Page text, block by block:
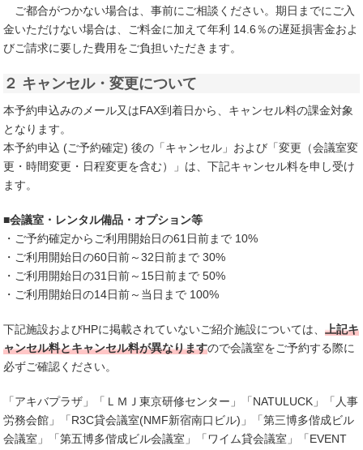
ご都合がつかない場合は、事前にご相談ください。期日までにご入
金いただけない場合は、ご料金に加えて年利 14.6％の遅延損害金およ
びご請求に要した費用をご負担いただきます。
２ キャンセル・変更について
本予約申込みのメール又はFAX到着日から、キャンセル料の課金対象
となります。
本予約申込 (ご予約確定) 後の「キャンセル」および「変更（会議室変
更・時間変更・日程変更を含む）」は、下記キャンセル料を申し受け
ます。
■会議室・レンタル備品・オプション等
・ご予約確定からご利用開始日の61日前まで 10%
・ご利用開始日の60日前～32日前まで 30%
・ご利用開始日の31日前～15日前まで 50%
・ご利用開始日の14日前～当日まで 100%
下記施設およびHPに掲載されていないご紹介施設については、上記キ
ャンセル料とキャンセル料が異なりますので会議室をご予約する際に
必ずご確認ください。
「アキバプラザ」「ＬＭＪ東京研修センター」「NATULUCK」「人事
労務会館」「R3C貸会議室(NMF新宿南口ビル)」「第三博多偕成ビル
会議室」「第五博多偕成ビル会議室」「ワイム貸会議室」「EVENT